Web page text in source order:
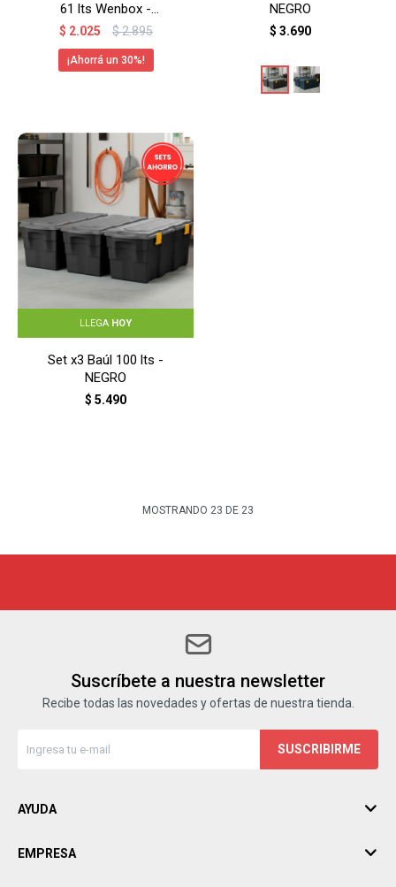
61 lts Wenbox -
TRANSPARENTE
$ 2.025 $2.895
30
NEGRO
$ 3.690
LLEGA HOY
Set x3 Baúl 100 lts -
NEGRO
$ 5.490
MOSTRANDO 23 DE 23
Suscríbete a nuestra newsletter
Recibe todas las novedades y ofertas de nuestra tienda.
SUSCRIBIRME
AYUDA
EMPRESA